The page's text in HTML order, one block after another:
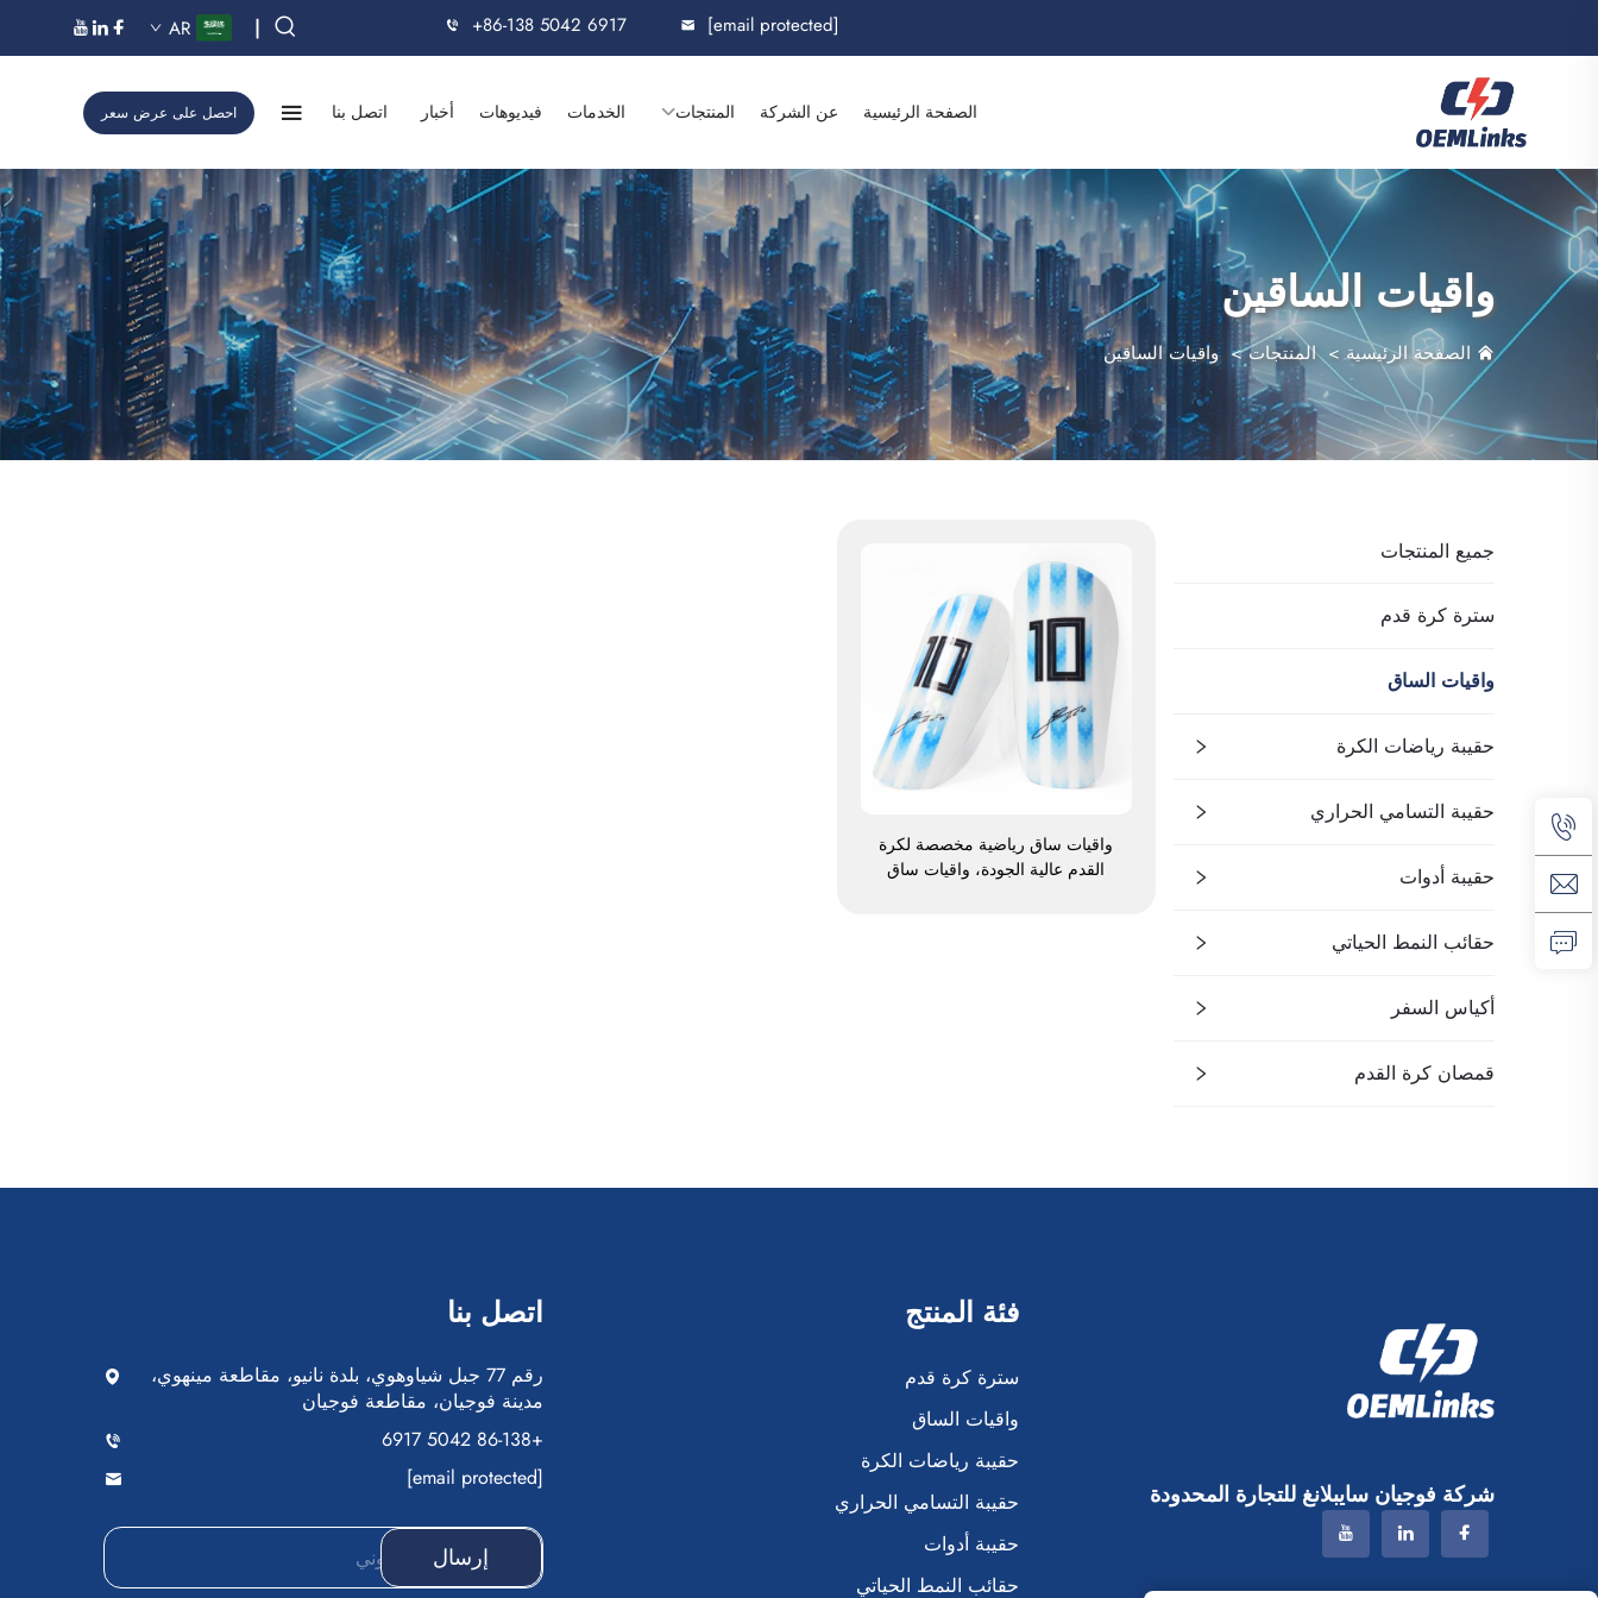
+86-138 5042 6917 [email protected]
|
AR
الصفحة الرئيسية عن الشركة المنتجات الخدمات فيديوهات أخبار اتصل بنا احصل على عرض سعر
واقيات الساقين
الصفحة الرئيسية>المنتجات>واقيات الساقين
جميع المنتجات
سترة كرة قدم
واقيات الساق
حقيبة رياضات الكرة
حقيبة التسامي الحراري
حقيبة أدوات
حقائب النمط الحياتي
أكياس السفر
قمصان كرة القدم
واقيات ساق رياضية مخصصة لكرة
القدم عالية الجودة، واقيات ساق
شركة فوجيان سايبلانغ للتجارة المحدودة
فئة المنتج
سترة كرة قدم
واقيات الساق
حقيبة رياضات الكرة
حقيبة التسامي الحراري
حقيبة أدوات
حقائب النمط الحياتي
اتصل بنا
رقم 77 جبل شياوهوي، بلدة نانيو، مقاطعة مينهوي،
مدينة فوجيان، مقاطعة فوجيان
+86-138 5042 6917
[email protected]
إرسال